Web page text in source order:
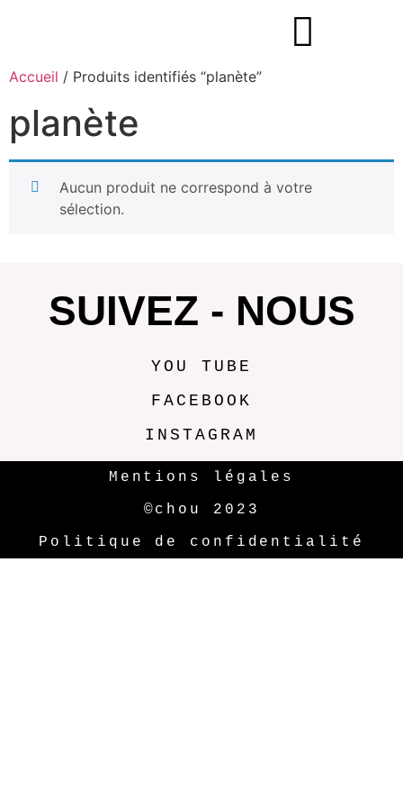
Accueil / Produits identifiés “planète”
planète
Aucun produit ne correspond à votre
sélection.
SUIVEZ - NOUS
YOU TUBE
FACEBOOK
INSTAGRAM
Mentions légales
©chou 2023
Politique de confidentialité